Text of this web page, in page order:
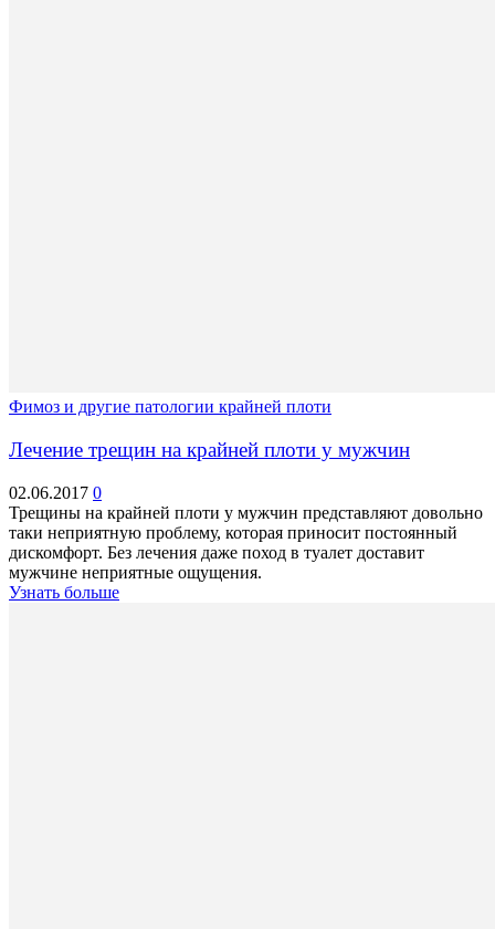
Фимоз и другие патологии крайней плоти
Лечение трещин на крайней плоти у мужчин
02.06.2017 0
Трещины на крайней плоти у мужчин представляют довольно
таки неприятную проблему, которая приносит постоянный
дискомфорт. Без лечения даже поход в туалет доставит
мужчине неприятные ощущения.
Узнать больше